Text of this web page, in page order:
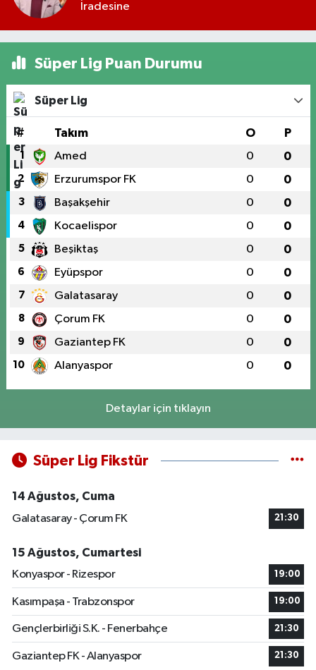
İradesine
Süper Lig Puan Durumu
Süper Lig
# Takım O P
1 Amed 0 0
2 Erzurumspor FK 0 0
3 Başakşehir 0 0
4 Kocaelispor 0 0
5 Beşiktaş 0 0
6 Eyüpspor 0 0
7 Galatasaray 0 0
8 Çorum FK 0 0
9 Gaziantep FK 0 0
10 Alanyaspor 0 0
Detaylar için tıklayın
Süper Lig Fikstür
14 Ağustos, Cuma
Galatasaray - Çorum FK
21:30
15 Ağustos, Cumartesi
Konyaspor - Rizespor
19:00
Kasımpaşa - Trabzonspor 19:00
Gençlerbirliği S.K. - Fenerbahçe 21:30
Gaziantep FK - Alanyaspor 21:30